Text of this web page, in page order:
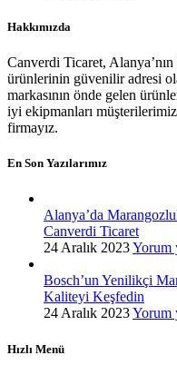
Hakkımızda
Canverdi Ticaret,
ürünlerinin güvenilir adresi
markasının önde gelen
iyi ekipmanları
firmayız.
En Son Yazılarımız
Alanya’da
Canverdi Ticaret
24 Aralık 2023Yorum
Bosch’un Yenilikçi
Kaliteyi Keşfedin
24 Aralık 2023Yorum
Hızlı Menü